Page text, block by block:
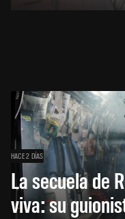
HACE 2 DÍAS
La secuela de
viva: su